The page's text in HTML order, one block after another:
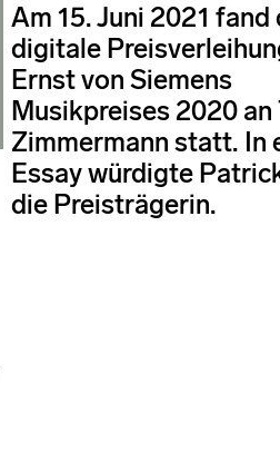
Am 15. Juni 2021 fand
digitale
Ernst von Siemens
Musikpreises 2020 an
Zimmermann statt. In
Essay würdigte
die Preisträgerin.